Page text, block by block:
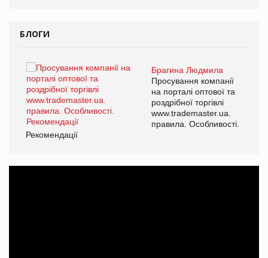
БЛОГИ
Брагина Людмила
Просування компанії
на порталі оптової та
роздрібної торгівлі
www.trademaster.ua.
правила. Особливості.
Рекомендації